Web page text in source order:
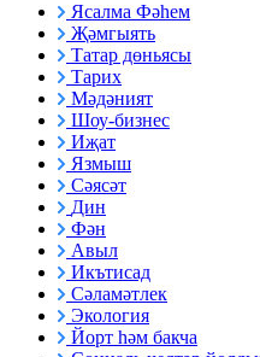
Ясалма Фәһем
Җәмгыять
Татар дөньясы
Тарих
Мәдәният
Шоу-бизнес
Иҗат
Язмыш
Сәясәт
Дин
Фән
Авыл
Икътисад
Сәламәтлек
Экология
Йорт һәм бакча